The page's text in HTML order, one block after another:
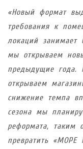
«Новый формат
требования к
локаций
мы открываем
предыдущие года.
открываем
снижение темпа
сезона мы
реформата, таким
превратить «МОРЕ